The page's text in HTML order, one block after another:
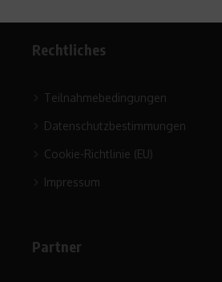
Rechtliches
Teilnahmebedingungen
Datenschutzbestimmungen
Cookie-Richtlinie (EU)
Impressum
Partner